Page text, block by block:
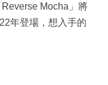
Mocha」將
年登場，想入手的